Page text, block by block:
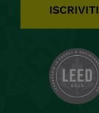
ISCRIVITI